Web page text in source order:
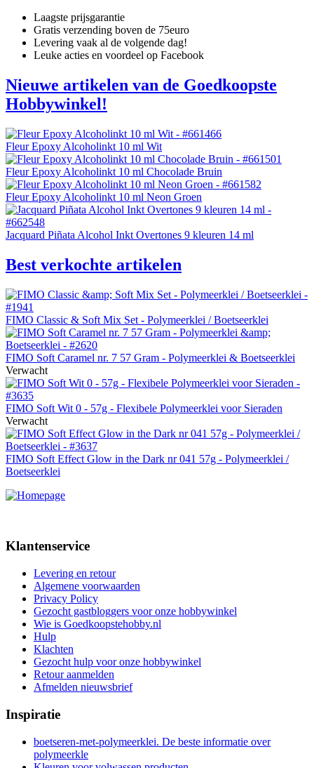
Laagste prijsgarantie
Gratis verzending boven de 75euro
Levering vaak al de volgende dag!
Leuke acties en voordeel op Facebook
Nieuwe artikelen van de Goedkoopste
Hobbywinkel!
Fleur Epoxy Alcoholinkt 10 ml Wit
Fleur Epoxy Alcoholinkt 10 ml Chocolade Bruin
Fleur Epoxy Alcoholinkt 10 ml Neon Groen
Jacquard Piñata Alcohol Inkt Overtones 9 kleuren 14 ml
Best verkochte artikelen
FIMO Classic & Soft Mix Set - Polymeerklei / Boetseerklei
FIMO Soft Caramel nr. 7 57 Gram - Polymeerklei & Boetseerklei
Verwacht
FIMO Soft Wit 0 - 57g - Flexibele Polymeerklei voor Sieraden
Verwacht
FIMO Soft Effect Glow in the Dark nr 041 57g - Polymeerklei /
Boetseerklei
Klantenservice
Levering en retour
Algemene voorwaarden
Privacy Policy
Gezocht gastbloggers voor onze hobbywinkel
Wie is Goedkoopstehobby.nl
Hulp
Klachten
Gezocht hulp voor onze hobbywinkel
Retour aanmelden
Afmelden nieuwsbrief
Inspiratie
boetseren-met-polymeerklei. De beste informatie over
polymeerkle